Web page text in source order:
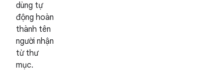
dùng tự
động hoàn
thành tên
người nhận
từ thư
mục.